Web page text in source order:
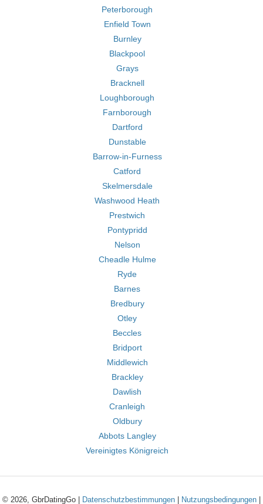
Peterborough
Enfield Town
Burnley
Blackpool
Grays
Bracknell
Loughborough
Farnborough
Dartford
Dunstable
Barrow-in-Furness
Catford
Skelmersdale
Washwood Heath
Prestwich
Pontypridd
Nelson
Cheadle Hulme
Ryde
Barnes
Bredbury
Otley
Beccles
Bridport
Middlewich
Brackley
Dawlish
Cranleigh
Oldbury
Abbots Langley
Vereinigtes Königreich
© 2026, GbrDatingGo | Datenschutzbestimmungen Nutzungsbedingungen